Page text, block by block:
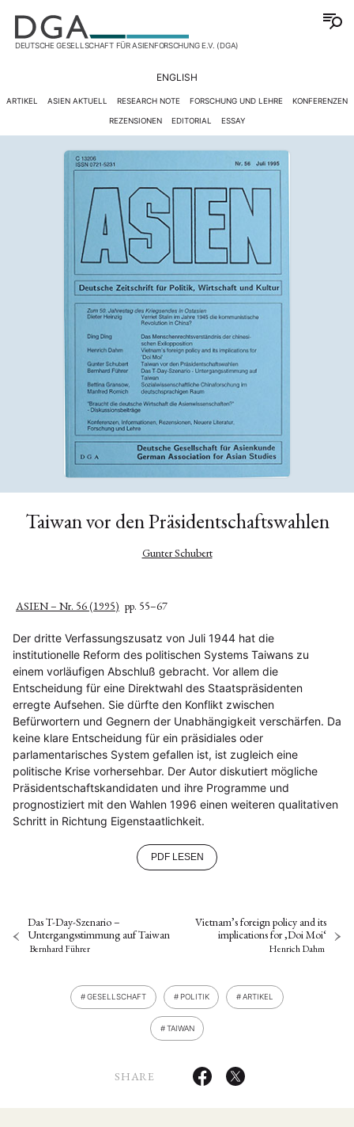
DEUTSCHE GESELLSCHAFT FÜR ASIENFORSCHUNG E.V. (DGA)
ENGLISH
ARTIKEL ASIEN AKTUELL RESEARCH NOTE FORSCHUNG UND LEHRE KONFERENZEN
REZENSIONEN EDITORIAL ESSAY
Taiwan vor den Präsidentschaftswahlen
Gunter Schubert
ASIEN – Nr. 56 (1995) pp. 55–67
Der dritte Verfassungszusatz von Juli 1944 hat die
institutionelle Reform des politischen Systems Taiwans zu
einem vorläufigen Abschluß gebracht. Vor allem die
Entscheidung für eine Direktwahl des Staatspräsidenten
erregte Aufsehen. Sie dürfte den Konflikt zwischen
Befürwortern und Gegnern der Unabhängigkeit verschärfen. Da
keine klare Entscheidung für ein präsidiales oder
parlamentarisches System gefallen ist, ist zugleich eine
politische Krise vorhersehbar. Der Autor diskutiert mögliche
Präsidentschaftskandidaten und ihre Programme und
prognostiziert mit den Wahlen 1996 einen weiteren qualitativen
Schritt in Richtung Eigenstaatlichkeit.
PDF LESEN
Das T-Day-Szenario –
Untergangsstimmung auf Taiwan
Bernhard Führer
Vietnam’s foreign policy and its
implications for ,Doi Moi‘
Henrich Dahm
GESELLSCHAFT POLITIK ARTIKEL
TAIWAN
SHARE